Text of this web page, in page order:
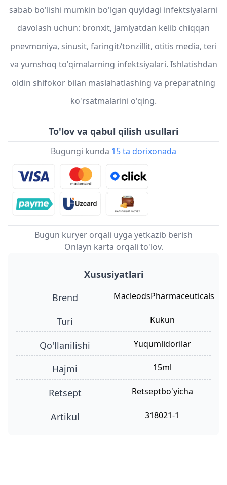
sabab bo'lishi mumkin bo'lgan quyidagi infektsiyalarni
davolash uchun: bronxit, jamiyatdan kelib chiqqan
pnevmoniya, sinusit, faringit/tonzillit, otitis media, teri
va yumshoq to'qimalarning infektsiyalari. Ishlatishdan
oldin shifokor bilan maslahatlashing va preparatning
ko'rsatmalarini o'qing.
To'lov va qabul qilish usullari
Bugungi kunda 15 ta dorixonada
Bugun kuryer orqali uyga yetkazib berish
Onlayn karta orqali to'lov.
Xususiyatlari
Brend
MacleodsPharmaceuticals
turi kukun
qo'llanilishi yuqumlidorilar
hajmi 15ml
retsept retseptbo'yicha
Artikul 318021-1